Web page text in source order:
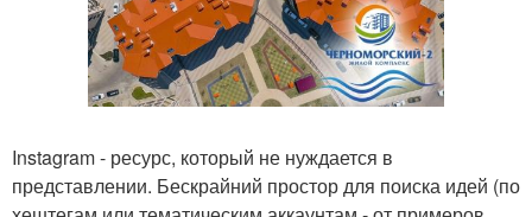
Instagram - ресурс, который не нуждается в
представлении. Бескрайний простор для поиска идей (по